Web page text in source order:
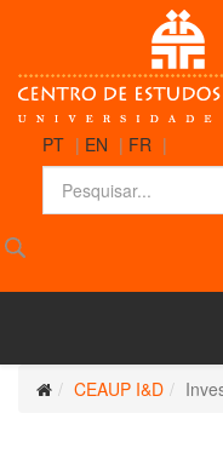
PT | EN | FR |
CEAUP I&D